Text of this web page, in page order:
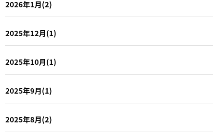
2026年1月(2)
2025年12月(1)
2025年10月(1)
2025年9月(1)
2025年8月(2)